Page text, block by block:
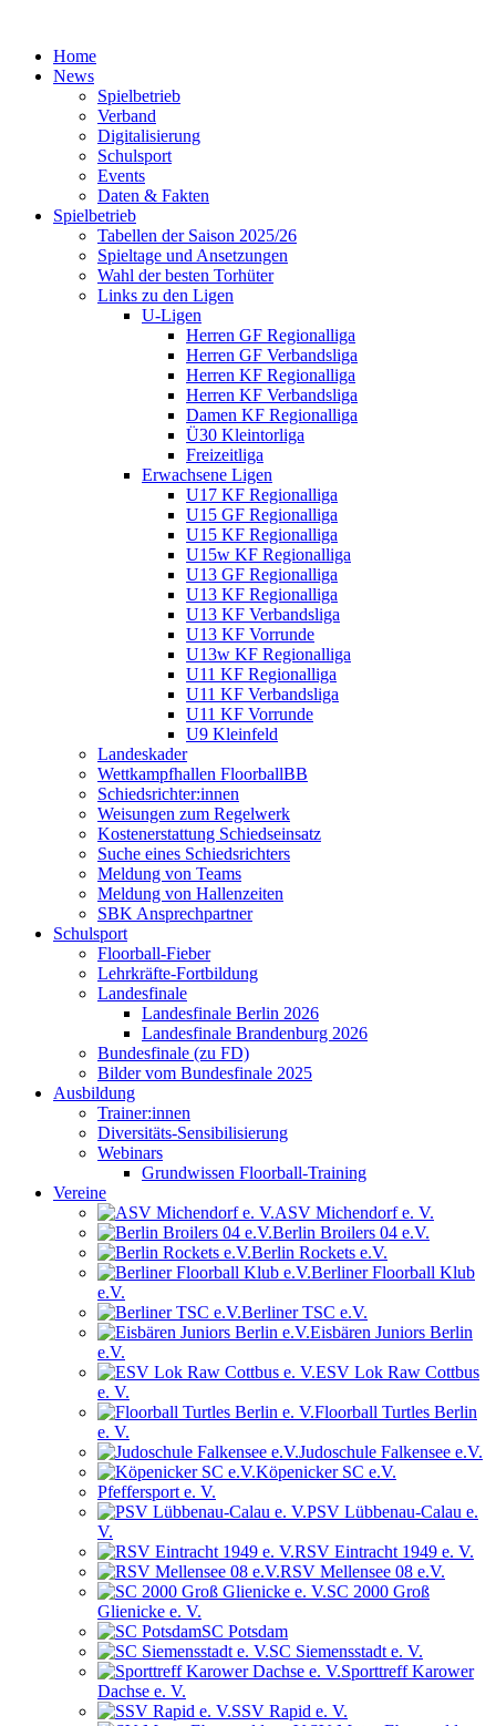
Home
News
Spielbetrieb
Verband
Digitalisierung
Schulsport
Events
Daten & Fakten
Spielbetrieb
Tabellen der Saison 2025/26
Spieltage und Ansetzungen
Wahl der besten Torhüter
Links zu den Ligen
U-Ligen
Herren GF Regionalliga
Herren GF Verbandsliga
Herren KF Regionalliga
Herren KF Verbandsliga
Damen KF Regionalliga
Ü30 Kleintorliga
Freizeitliga
Erwachsene Ligen
U17 KF Regionalliga
U15 GF Regionalliga
U15 KF Regionalliga
U15w KF Regionalliga
U13 GF Regionalliga
U13 KF Regionalliga
U13 KF Verbandsliga
U13 KF Vorrunde
U13w KF Regionalliga
U11 KF Regionalliga
U11 KF Verbandsliga
U11 KF Vorrunde
U9 Kleinfeld
Landeskader
Wettkampfhallen FloorballBB
Schiedsrichter:innen
Weisungen zum Regelwerk
Kostenerstattung Schiedseinsatz
Suche eines Schiedsrichters
Meldung von Teams
Meldung von Hallenzeiten
SBK Ansprechpartner
Schulsport
Floorball-Fieber
Lehrkräfte-Fortbildung
Landesfinale
Landesfinale Berlin 2026
Landesfinale Brandenburg 2026
Bundesfinale (zu FD)
Bilder vom Bundesfinale 2025
Ausbildung
Trainer:innen
Diversitäts-Sensibilisierung
Webinars
Grundwissen Floorball-Training
Vereine
ASV Michendorf e. V.
Berlin Broilers 04 e.V.
Berlin Rockets e.V.
Berliner Floorball Klub
e.V.
Berliner TSC e.V.
Eisbären Juniors Berlin
e.V.
ESV Lok Raw Cottbus
e. V.
Floorball Turtles Berlin
e. V.
Judoschule Falkensee e.V.
Köpenicker SC e.V.
Pfeffersport e. V.
PSV Lübbenau-Calau e.
V.
RSV Eintracht 1949 e. V.
RSV Mellensee 08 e.V.
SC 2000 Groß
Glienicke e. V.
SC Potsdam
SC Siemensstadt e. V.
Sporttreff Karower
Dachse e. V.
SSV Rapid e. V.